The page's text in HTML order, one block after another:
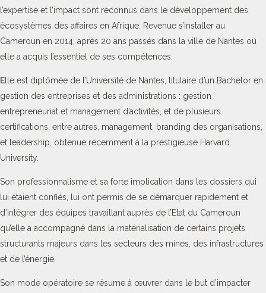
l’expertise et l’impact sont reconnus dans le développement des
écosystèmes des affaires en Afrique. Revenue s’installer au
Cameroun en 2014, après 20 ans passés dans la ville de Nantes où
elle a acquis l’essentiel de ses compétences.
E lle est diplômée de l’Université de Nantes, titulaire d’un Bachelor en
gestion des entreprises et des administrations : gestion
entrepreneuriat et management d’activités, et de plusieurs
certifications, entre autres, management, branding des organisations,
et leadership, obtenue récemment à la prestigieuse Harvard
University.
Son professionnalisme et sa forte implication dans les dossiers qui
lui étaient confiés, lui ont permis de se démarquer rapidement et
d’intégrer des équipes travaillant auprès de l’Etat du Cameroun
qu’elle a accompagné dans la matérialisation de certains projets
structurants majeurs dans les secteurs des mines, des infrastructures
et de l’énergie.
Son mode opératoire se résume à œuvrer dans le but d’impacter